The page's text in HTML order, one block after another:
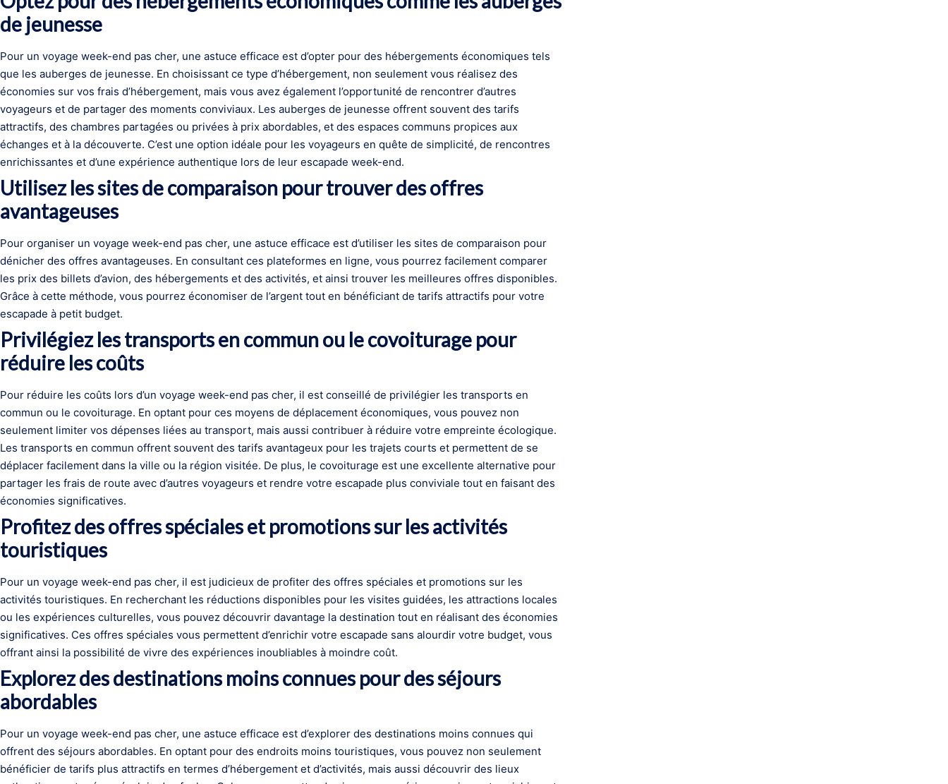
de jeunesse
Pour un voyage week-end pas cher, une astuce efficace est d’opter pour des hébergements économiques tels
que les auberges de jeunesse. En choisissant ce type d’hébergement, non seulement vous réalisez des
économies sur vos frais d’hébergement, mais vous avez également l’opportunité de rencontrer d’autres
voyageurs et de partager des moments conviviaux. Les auberges de jeunesse offrent souvent des tarifs
attractifs, des chambres partagées ou privées à prix abordables, et des espaces communs propices aux
échanges et à la découverte. C’est une option idéale pour les voyageurs en quête de simplicité, de rencontres
enrichissantes et d’une expérience authentique lors de leur escapade week-end.
Utilisez les sites de comparaison pour trouver des offres
avantageuses
Pour organiser un voyage week-end pas cher, une astuce efficace est d’utiliser les sites de comparaison pour
dénicher des offres avantageuses. En consultant ces plateformes en ligne, vous pourrez facilement comparer
les prix des billets d’avion, des hébergements et des activités, et ainsi trouver les meilleures offres disponibles.
Grâce à cette méthode, vous pourrez économiser de l’argent tout en bénéficiant de tarifs attractifs pour votre
escapade à petit budget.
Privilégiez les transports en commun ou le covoiturage pour
réduire les coûts
Pour réduire les coûts lors d’un voyage week-end pas cher, il est conseillé de privilégier les transports en
commun ou le covoiturage. En optant pour ces moyens de déplacement économiques, vous pouvez non
seulement limiter vos dépenses liées au transport, mais aussi contribuer à réduire votre empreinte écologique.
Les transports en commun offrent souvent des tarifs avantageux pour les trajets courts et permettent de se
déplacer facilement dans la ville ou la région visitée. De plus, le covoiturage est une excellente alternative pour
partager les frais de route avec d’autres voyageurs et rendre votre escapade plus conviviale tout en faisant des
économies significatives.
Profitez des offres spéciales et promotions sur les activités
touristiques
Pour un voyage week-end pas cher, il est judicieux de profiter des offres spéciales et promotions sur les
activités touristiques. En recherchant les réductions disponibles pour les visites guidées, les attractions locales
ou les expériences culturelles, vous pouvez découvrir davantage la destination tout en réalisant des économies
significatives. Ces offres spéciales vous permettent d’enrichir votre escapade sans alourdir votre budget, vous
offrant ainsi la possibilité de vivre des expériences inoubliables à moindre coût.
Explorez des destinations moins connues pour des séjours
abordables
Pour un voyage week-end pas cher, une astuce efficace est d’explorer des destinations moins connues qui
offrent des séjours abordables. En optant pour des endroits moins touristiques, vous pouvez non seulement
bénéficier de tarifs plus attractifs en termes d’hébergement et d’activités, mais aussi découvrir des lieux